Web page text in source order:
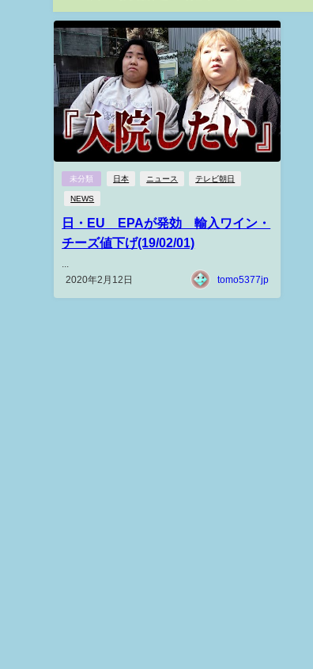
未分類 日本 ニュース テレビ朝日
NEWS
日・EU EPAが発効 輸入ワイン・
チーズ値下げ(19/02/01)
2020年2月12日
tomo5377jp